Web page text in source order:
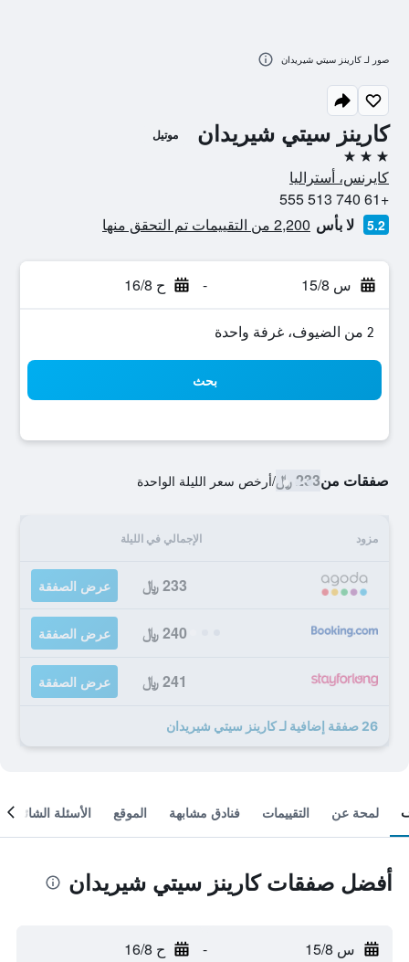
كارينز سيتي شيريدان موتيل
3 نجوم
كايرنس، أستراليا
+61 740 513 555
5.2 لا بأس 2,200 من التقييمات تم التحقق منها
س 15/8 - ح 16/8
2 من الضيوف، غرفة واحدة
بحث
صفقات من233 ﷼ /أرخص سعر الليلة الواحدة
مزود الإجمالي في الليلة
233 ﷼ عرض الصفقة
240 ﷼ عرض الصفقة
241 ﷼ عرض الصفقة
26 صفقة إضافية لـ كارينز سيتي شيريدان
صور لـ كارينز سيتي شيريدان
لمحة عن التقييمات فنادق مشابهة الموقع الأسئلة الشائعة
أفضل صفقات كارينز سيتي شيريدان
س 15/8 - ح 16/8